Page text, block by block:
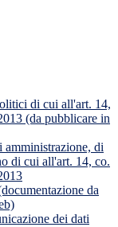
di cui all'art. 14,
(da pubblicare in
di
di cui all'art. 14, co.
da
dei dati